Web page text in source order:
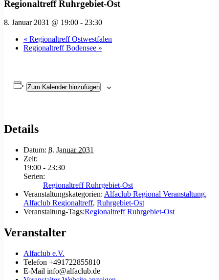
Regionaltreff Ruhrgebiet-Ost
8. Januar 2031 @ 19:00 - 23:30
« Regionaltreff Ostwestfalen
Regionaltreff Bodensee »
Zum Kalender hinzufügen
Details
Datum: 8. Januar 2031
Zeit:
19:00 - 23:30
Serien:
Regionaltreff Ruhrgebiet-Ost
Veranstaltungskategorien: Alfaclub Regional Veranstaltung,
Alfaclub Regionaltreff, Ruhrgebiet-Ost
Veranstaltung-Tags:Regionaltreff Ruhrgebiet-Ost
Veranstalter
Alfaclub e.V.
Telefon +491722855810
E-Mail info@alfaclub.de